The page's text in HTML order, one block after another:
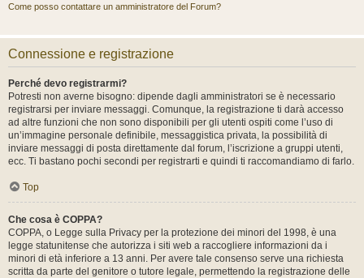
Come posso contattare un amministratore del Forum?
Connessione e registrazione
Perché devo registrarmi?
Potresti non averne bisogno: dipende dagli amministratori se è necessario
registrarsi per inviare messaggi. Comunque, la registrazione ti darà accesso
ad altre funzioni che non sono disponibili per gli utenti ospiti come l’uso di
un’immagine personale definibile, messaggistica privata, la possibilità di
inviare messaggi di posta direttamente dal forum, l’iscrizione a gruppi utenti,
ecc. Ti bastano pochi secondi per registrarti e quindi ti raccomandiamo di farlo.
Top
Che cosa è COPPA?
COPPA, o Legge sulla Privacy per la protezione dei minori del 1998, è una
legge statunitense che autorizza i siti web a raccogliere informazioni da i
minori di età inferiore a 13 anni. Per avere tale consenso serve una richiesta
scritta da parte del genitore o tutore legale, permettendo la registrazione delle